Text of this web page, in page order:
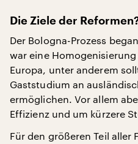
Die Ziele der
Der Bologna-Prozess
war eine
Europa, unter anderem
Gaststudium an
ermöglichen. Vor allem
Effizienz und um kürzere
Für den größeren Teil aller